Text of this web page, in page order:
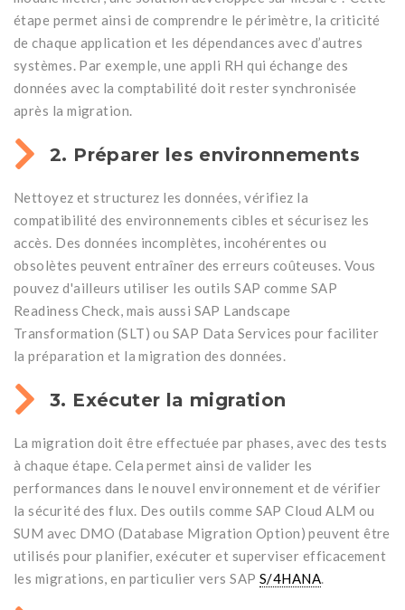
étape permet ainsi de comprendre le périmètre, la criticité
de chaque application et les dépendances avec d’autres
systèmes. Par exemple, une appli RH qui échange des
données avec la comptabilité doit rester synchronisée
après la migration.
2. Préparer les environnements
Nettoyez et structurez les données, vérifiez la
compatibilité des environnements cibles et sécurisez les
accès. Des données incomplètes, incohérentes ou
obsolètes peuvent entraîner des erreurs coûteuses. Vous
pouvez d'ailleurs utiliser les outils SAP comme SAP
Readiness Check, mais aussi SAP Landscape
Transformation (SLT) ou SAP Data Services pour faciliter
la préparation et la migration des données.
3. Exécuter la migration
La migration doit être effectuée par phases, avec des tests
à chaque étape. Cela permet ainsi de valider les
performances dans le nouvel environnement et de vérifier
la sécurité des flux. Des outils comme SAP Cloud ALM ou
SUM avec DMO (Database Migration Option) peuvent être
utilisés pour planifier, exécuter et superviser efficacement
les migrations, en particulier vers SAP S/4HANA.